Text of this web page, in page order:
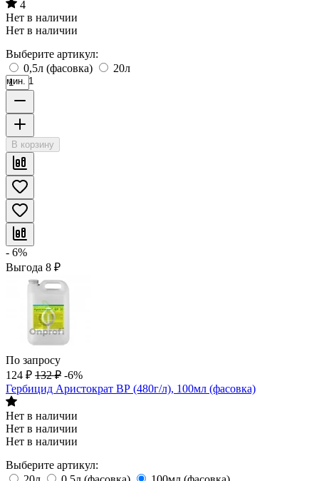
4
Нет в наличии
Нет в наличии
Выберите артикул:
0,5л (фасовка)
20л
мин. 1
В корзину
- 6%
Выгода 8 ₽
По запросу
124 ₽ 132 ₽ -6%
Гербицид Аристократ ВР (480г/л), 100мл (фасовка)
Нет в наличии
Нет в наличии
Нет в наличии
Выберите артикул: